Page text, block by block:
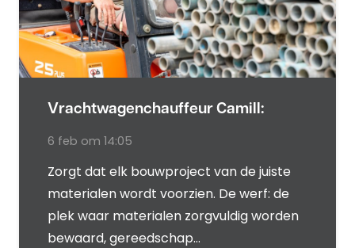
Vrachtwagenchauffeur Camill:
6 feb om 14:05
Zorgt dat elk bouwproject van de juiste
materialen wordt voorzien. De werf: de
plek waar materialen zorgvuldig worden
bewaard, gereedschap…